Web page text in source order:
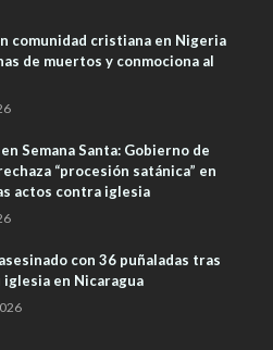
comunidad cristiana en Nigeria
de muertos y conmociona al
Semana Santa: Gobierno de
“procesión satánica” en
actos contra iglesia
con 36 puñaladas tras
iglesia en Nicaragua